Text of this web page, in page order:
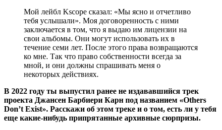
Мой лейбл Kscope сказал: «Мы ясно и отчетливо
тебя услышали». Моя договоренность с ними
заключается в том, что я выдаю им лицензии на
свои альбомы. Они могут использовать их в
течение семи лет. После этого права возвращаются
ко мне. Так что право собственности всегда за
мной, и они должны спрашивать меня о
некоторых действиях.
В 2022 году ты выпустил ранее не издававшийся трек
проекта Джансен Барбиери Карн под названием «Others
Don’t Exist». Расскажи об этом треке и о том, есть ли у тебя
еще какие-нибудь припрятанные архивные сюрпризы.